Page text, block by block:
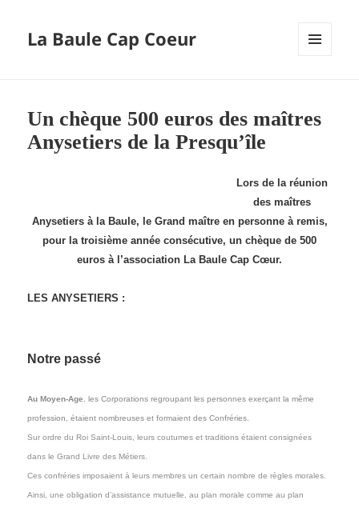
La Baule Cap Coeur
Un chèque 500 euros des maîtres
Anysetiers de la Presqu’île
Lors de la réunion
des maîtres
Anysetiers à la Baule, le Grand maître en personne à remis,
pour la troisième année consécutive, un chèque de 500
euros à l’association La Baule Cap Cœur.
LES ANYSETIERS :
Notre passé
Au Moyen-Age,les Corporations regroupant les personnes exerçant la même
profession, étaient nombreuses et formaient des Confréries.
Sur ordre du Roi Saint-Louis, leurs coutumes et traditions étaient consignées
dans le Grand Livre des Métiers.
Ces confréries imposaient à leurs membres un certain nombre de règles morales.
Ainsi, une obligation d’assistance mutuelle, au plan morale comme au plan